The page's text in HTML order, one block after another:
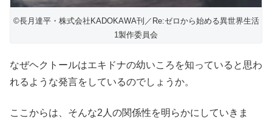
©長月達平・株式会社KADOKAWA刊／Re:ゼロから始める異世界生活
1製作委員会
なぜヘクトールはエキドナの幼いころを知っていると思わ
れるような発言をしているのでしょうか。
ここからは、そんな2人の関係性を明らかにしていきま